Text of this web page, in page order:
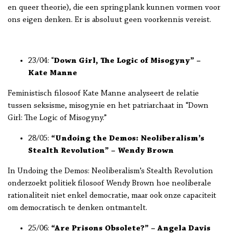
en queer theorie), die een springplank kunnen vormen voor
ons eigen denken. Er is absoluut geen voorkennis vereist.
23/04: “Down Girl, The Logic of Misogyny” –
Kate Manne
Feministisch filosoof Kate Manne analyseert de relatie
tussen seksisme, misogynie en het patriarchaat in “Down
Girl: The Logic of Misogyny.”
28/05: “Undoing the Demos: Neoliberalism’s
Stealth Revolution” – Wendy Brown
In Undoing the Demos: Neoliberalism’s Stealth Revolution
onderzoekt politiek filosoof Wendy Brown hoe neoliberale
rationaliteit niet enkel democratie, maar ook onze capaciteit
om democratisch te denken ontmantelt.
25/06: “Are Prisons Obsolete?” – Angela Davis